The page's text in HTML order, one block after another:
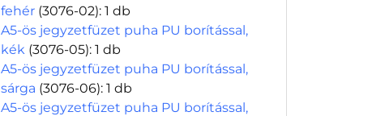
fehér (3076-02): 1 db
A5-ös jegyzetfüzet puha PU borítással,
kék (3076-05): 1 db
A5-ös jegyzetfüzet puha PU borítással,
sárga (3076-06): 1 db
A5-ös jegyzetfüzet puha PU borítással,